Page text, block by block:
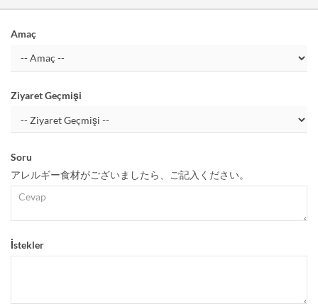
Amaç
Ziyaret Geçmişi
Soru
アレルギー食材がございましたら、ご記入ください。
İstekler